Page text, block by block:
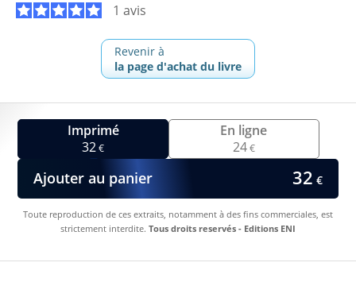
1 avis
Revenir à
la page d'achat du livre
Imprimé
32€
En ligne
24€
Ajouter au panier 32 €
Toute reproduction de ces extraits, notamment à des fins commerciales, est
strictement interdite. Tous droits reservés - Editions ENI